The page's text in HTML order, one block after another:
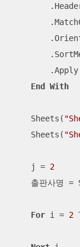
        .Apply
End
With
    Sheets(
    Sheets(
    j =
2
출판사명 =
For i = 2